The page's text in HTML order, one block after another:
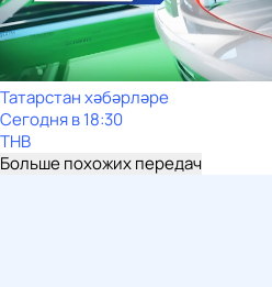
Татарстан хәбәрләре
Сегодня в 18:30
ТНВ
Больше похожих передач